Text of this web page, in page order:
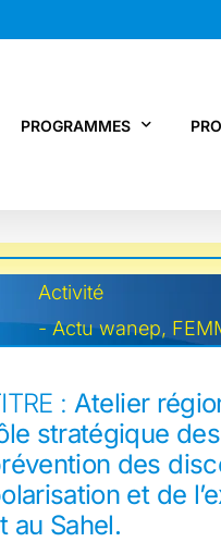
RESEAU
PROGRAMMES
RCDR
NEWS / SNAP
JPS / EPNV
EDBG
Activité
-Actu wanep,
: Atelier
stratégique
des
et de
au Sahel.